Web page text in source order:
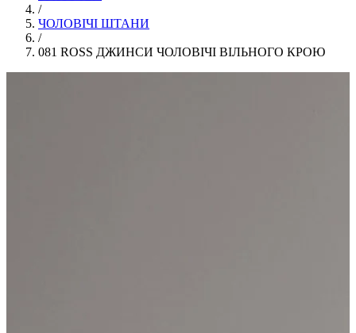
/
ЧОЛОВІЧІ ШТАНИ
/
081 ROSS ДЖИНСИ ЧОЛОВІЧІ ВІЛЬНОГО КРОЮ